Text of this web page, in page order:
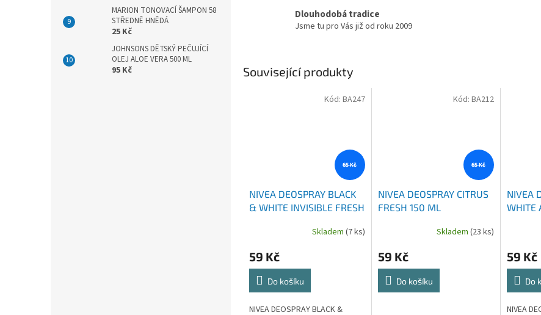
MARION TONOVACÍ ŠAMPON 58
STŘEDNĚ HNĚDÁ
25 Kč
JOHNSONS DĚTSKÝ PEČUJÍCÍ
OLEJ ALOE VERA 500 ML
95 Kč
Dlouhodobá tradice
Jsme tu pro Vás již od roku 2009
Související produkty
65 Kč
NIVEA DEOSPRAY BLACK
& WHITE INVISIBLE FRESH
Skladem (7 ks)
59 Kč
Do košíku
NIVEA DEOSPRAY BLACK &
Kód: BA247
65 Kč
NIVEA DEOSPRAY CITRUS
FRESH 150 ML
Skladem (23 ks)
59 Kč
Do košíku
Kód: BA212
NIVEA
WHITE
59 Kč
Do
NIVEA